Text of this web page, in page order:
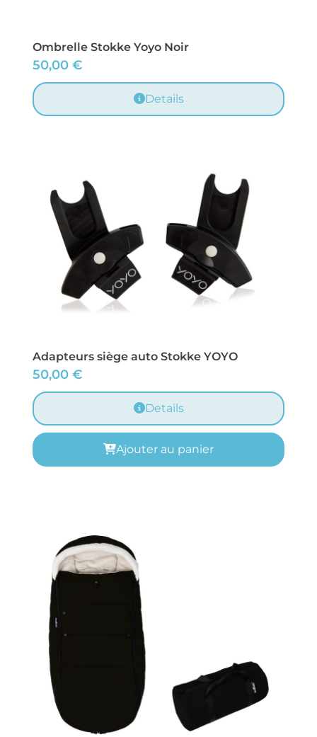
Ombrelle Stokke Yoyo Noir
50,00 €
Details
Adapteurs siège auto Stokke YOYO
50,00 €
Details
Ajouter au panier